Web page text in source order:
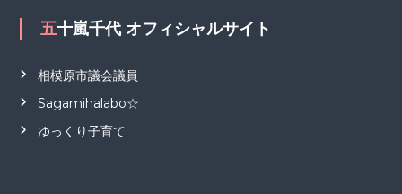
五十嵐千代 オフィシャルサイト
相模原市議会議員
Sagamihalabo☆
ゆっくり子育て